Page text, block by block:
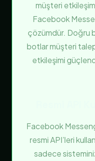
müşteri
Facebook
çözümdür. Doğru
botlar müşteri
etkileşimi
Facebook
resmi API’leri
sadece